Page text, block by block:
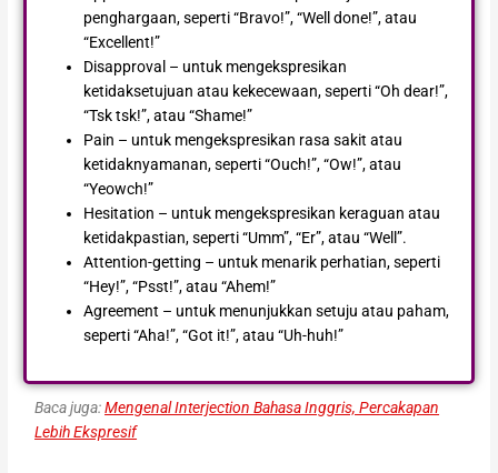
penghargaan, seperti “Bravo!”, “Well done!”, atau
“Excellent!”
Disapproval – untuk mengekspresikan
ketidaksetujuan atau kekecewaan, seperti “Oh dear!”,
“Tsk tsk!”, atau “Shame!”
Pain – untuk mengekspresikan rasa sakit atau
ketidaknyamanan, seperti “Ouch!”, “Ow!”, atau
“Yeowch!”
Hesitation – untuk mengekspresikan keraguan atau
ketidakpastian, seperti “Umm”, “Er”, atau “Well”.
Attention-getting – untuk menarik perhatian, seperti
“Hey!”, “Psst!”, atau “Ahem!”
Agreement – untuk menunjukkan setuju atau paham,
seperti “Aha!”, “Got it!”, atau “Uh-huh!”
Baca juga:Mengenal Interjection Bahasa Inggris, Percakapan
Lebih Ekspresif